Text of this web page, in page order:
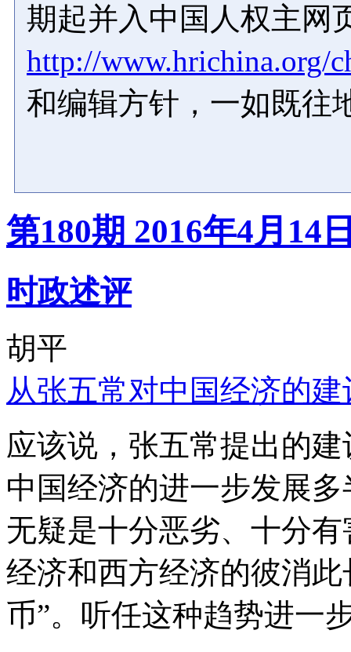
期起并入中国人权主网
http://www.hrichina.org/
和编辑方针，一如既往
第180期 2016年4月14
时政述评
胡平
从张五常对中国经济的
应该说，张五常提出的
中国经济的进一步发展
无疑是十分恶劣、十分
经济和西方经济的彼消
币”。听任这种趋势进一